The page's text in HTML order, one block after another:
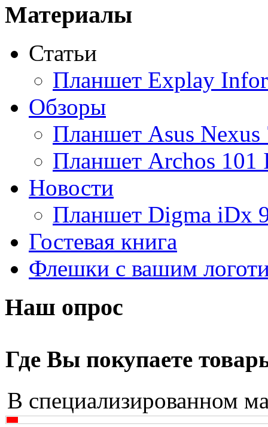
Acme
Ainol(9)
Altinet
Amazon
Amber
Ampe(1)
Apache
Apple(28)
Apriori
Archos(1)
Armaggeddon
Assistant
Asus(35)
Barnes&noble
Brain
Материалы
Статьи
Планшет Explay
Обзоры
Планшет Asus Nexus
Планшет Archos 101
Новости
Планшет Digma iDx
Гостевая книга
Флешки с вашим
Наш опрос
Где Вы покупаете
В специализированном